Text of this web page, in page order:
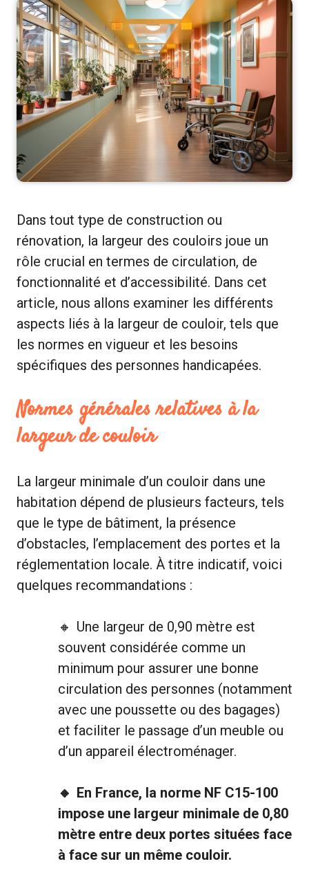
Dans tout type de construction ou
rénovation, la largeur des couloirs joue un
rôle crucial en termes de circulation, de
fonctionnalité et d’accessibilité. Dans cet
article, nous allons examiner les différents
aspects liés à la largeur de couloir, tels que
les normes en vigueur et les besoins
spécifiques des personnes handicapées.
Normes générales relatives à la
largeur de couloir
La largeur minimale d’un couloir dans une
habitation dépend de plusieurs facteurs, tels
que le type de bâtiment, la présence
d’obstacles, l’emplacement des portes et la
réglementation locale. À titre indicatif, voici
quelques recommandations :
Une largeur de 0,90 mètre est
souvent considérée comme un
minimum pour assurer une bonne
circulation des personnes (notamment
avec une poussette ou des bagages)
et faciliter le passage d’un meuble ou
d’un appareil électroménager.
En France, la norme NF C15-100
impose une largeur minimale de 0,80
mètre entre deux portes situées face
à face sur un même couloir.